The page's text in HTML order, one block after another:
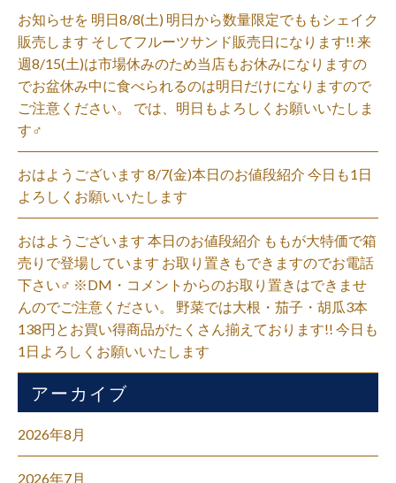
お知らせを 明日8/8(土) 明日から数量限定でももシェイク
販売します そしてフルーツサンド販売日になります!! 来
週8/15(土)は市場休みのため当店もお休みになりますの
でお盆休み中に食べられるのは明日だけになりますので
ご注意ください。 では、明日もよろしくお願いいたしま
す‍♂️
おはようございます 8/7(金)本日のお値段紹介 今日も1日
よろしくお願いいたします
おはようございます 本日のお値段紹介 ももが大特価で箱
売りで登場しています お取り置きもできますのでお電話
下さい‍♂️ ※DM・コメントからのお取り置きはできませ
んのでご注意ください。 野菜では大根・茄子・胡瓜3本
138円とお買い得商品がたくさん揃えております!! 今日も
1日よろしくお願いいたします
アーカイブ
2026年8月
2026年7月